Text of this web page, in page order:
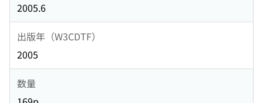
2005.6
出版年（W3CDTF）
2005
数量